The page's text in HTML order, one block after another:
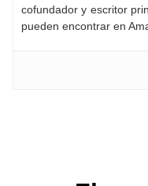
cofundador y escritor
pueden encontrar en